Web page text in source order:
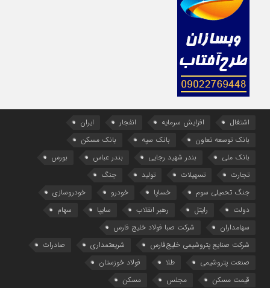
اشتغال افزایش سرمایه انفجار
ایران
بانک توسعه تعاون
بانک سپه
بانک مسکن
بانک ملی
بندر شهید رجایی بندر عباس
بورس
تجارت
تسهیلات تولید
جنگ
جنگ تحمیلی سوم
خساپا خودرو
خودروسازی
دولت
رایتل رهبر انقلاب سایپا
سهام
سهامداران
شرکت صبا فولاد خلیج فارس
شرکت صنایع پتروشیمی خلیج‌فارس
شریعتمداری
صادرات
صنعت پتروشیمی
طلا
فولاد خوزستان
قیمت مسکن
مجلس مسکن